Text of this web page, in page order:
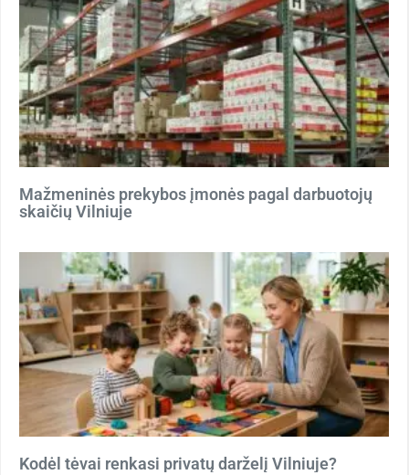
Mažmeninės prekybos įmonės pagal darbuotojų
skaičių Vilniuje
Kodėl tėvai renkasi privatų darželį Vilniuje?